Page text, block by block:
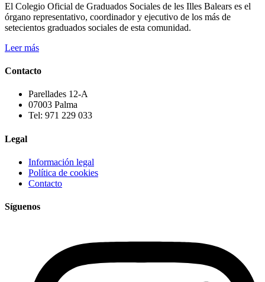
El Colegio Oficial de Graduados Sociales de les Illes Balears es el
órgano representativo, coordinador y ejecutivo de los más de
setecientos graduados sociales de esta comunidad.
Leer más
Contacto
Parellades 12-A
07003 Palma
Tel: 971 229 033
Legal
Información legal
Política de cookies
Contacto
Síguenos